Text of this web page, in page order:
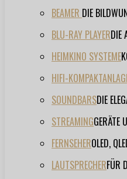
BEAMER DIE
BLU-RAY PLAYERDIE
HEIMKINO SYSTEME
HIFI-
SOUNDBARSDIE
STREAMINGGERÄTE
FERNSEHEROLED,
LAUTSPRECHERFÜR